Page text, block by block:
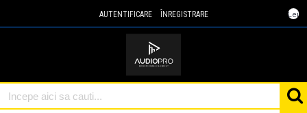
Lei
AUTENTIFICARE ÎNREGISTRARE